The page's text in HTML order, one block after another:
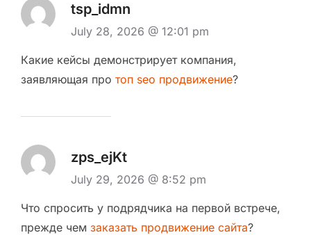
tsp_idmn
July 28, 2026 @ 12:01 pm
Какие кейсы демонстрирует компания,
заявляющая про топ seo продвижение?
zps_ejKt
July 29, 2026 @ 8:52 pm
Что спросить у подрядчика на первой встрече,
прежде чем заказать продвижение сайта?